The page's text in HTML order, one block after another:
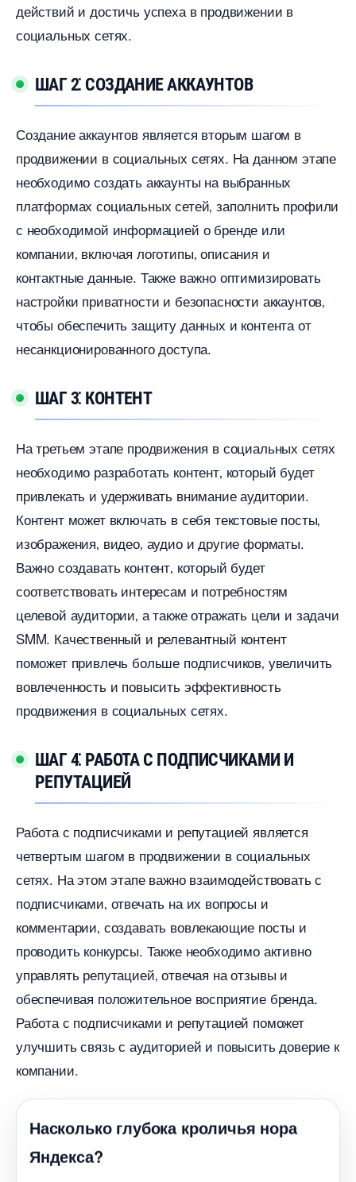
действий и достичь успеха в продвижении
социальных сетях.
ШАГ 2⁚ СОЗДАНИЕ АККАУНТО
Создание аккаунтов является вторым шагом
продвижении в социальных сетях.​ На данном этапе
необходимо создать аккаунты на выбранных
платформах социальных сетей‚ заполнить профили
с необходимой информацией о бренде или
компании‚ включая логотипы‚ описания и
контактные данные. Также важно оптимизировать
настройки приватности и безопасности аккаунто
чтобы обеспечить защиту данных и контента от
несанкционированного доступа.​
ШАГ 3⁚ КОНТЕНТ
На третьем этапе продвижения в социальных сетях
необходимо разработать контент‚ который будет
привлекать и удерживать внимание аудитории.
Контент может включать в себя текстовые посты
изображения‚ видео‚ аудио и другие форматы.​
ажно создавать контент‚ который будет
соответствовать интересам и потребностям
целевой аудитории‚ а также отражать цели и задачи
SMM.​ Качественный и релевантный контент
поможет привлечь больше подписчиков‚ увеличить
овлеченность и повысить эффективность
продвижения в социальных сетях.​
ШАГ 4⁚ РАБОТА С ПОДПИСЧИКАМИ И
РЕПУТАЦИЕЙ
Работа с подписчиками и репутацией является
четвертым шагом в продвижении в социальных
сетях.​ На этом этапе важно взаимодействовать с
подписчиками‚ отвечать на их вопросы и
комментарии‚ создавать вовлекающие посты и
проводить конкурсы. Также необходимо активно
управлять репутацией‚ отвечая на отзывы и
обеспечивая положительное восприятие бренда.​
Работа с подписчиками и репутацией поможет
улучшить связь с аудиторией и повысить доверие к
компании.​
Насколько глубока кроличья нора
Яндекса?